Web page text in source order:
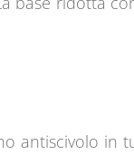
antiscivolo in